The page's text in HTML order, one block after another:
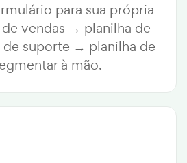
para sua própria
de vendas → planilha de
de suporte → planilha de
à mão.